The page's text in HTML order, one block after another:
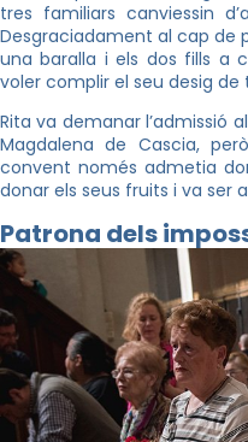
tres familiars canviessin
Desgraciadament al cap de
una baralla i els dos fills a
voler complir el seu desig
Rita va demanar l’admissió
Magdalena de Cascia,
convent només admetia
donar els seus fruits i va ser
Patrona dels